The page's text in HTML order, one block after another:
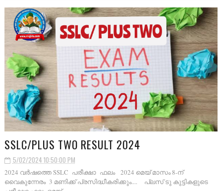
SSLC/PLUS TWO RESULT 2024
5/02/2024 10:50:00 PM
2024 വർഷത്തെ SSLC പരീക്ഷാ ഫലം 2024 മെയ് മാസം 8-ന്
വൈകുന്നേരം 3 മണിക്ക് പ്രസിദ്ധീകരിക്കും.... പ്ലസ് ടു കുട്ടികളുടെ